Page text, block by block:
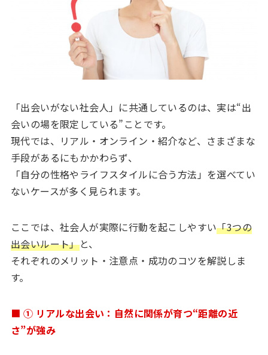
「出会いがない社会人」に共通しているのは、実は“出
会いの場を限定している”ことです。
現代では、リアル・オンライン・紹介など、さまざまな
手段があるにもかかわらず、
「自分の性格やライフスタイルに合う方法」を選べてい
ないケースが多く見られます。
ここでは、社会人が実際に行動を起こしやすい「3つの
出会いルート」と、
それぞれのメリット・注意点・成功のコツを解説しま
す。
■ ① リアルな出会い：自然に関係が育つ“距離の近
さ”が強み